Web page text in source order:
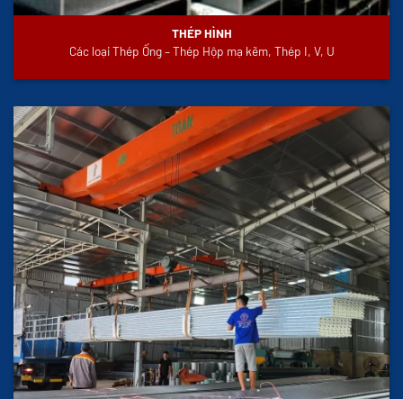
THÉP HÌNH
Các loại Thép Ống – Thép Hộp mạ kẽm, Thép I, V, U